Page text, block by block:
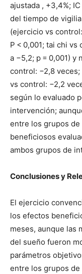
ajustada , +3,4%;
del tiempo de
(ejercicio vs
P < 0,001; tai chi vs
a −5,2; p = 0,001)
control: −2,8 veces;
vs control: −2,2
según lo evaluado
intervención;
entre los grupos
beneficiosos
ambos grupos de
Conclusiones y
El ejercicio
los efectos
meses, aunque las
del sueño fueron
parámetros
entre los grupos